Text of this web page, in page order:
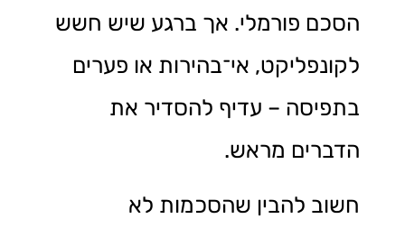
הסכם פורמלי. אך ברגע שיש חשש
לקונפליקט, אי־בהירות או פערים
בתפיסה – עדיף להסדיר את
הדברים מראש.
חשוב להבין שהסכמות לא